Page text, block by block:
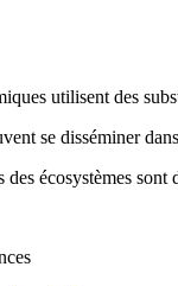
utilisent des
se disséminer
des écosystèmes